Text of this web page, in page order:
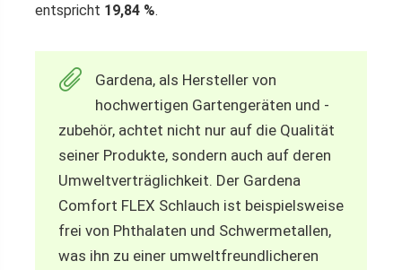
entspricht 19,84 %.
Gardena, als Hersteller von
hochwertigen Gartengeräten und -
zubehör, achtet nicht nur auf die Qualität
seiner Produkte, sondern auch auf deren
Umweltverträglichkeit. Der Gardena
Comfort FLEX Schlauch ist beispielsweise
frei von Phthalaten und Schwermetallen,
was ihn zu einer umweltfreundlicheren